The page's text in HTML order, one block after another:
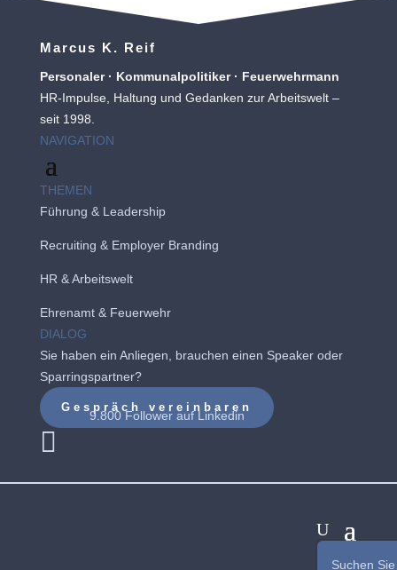
Marcus K. Reif
Personaler · Kommunalpolitiker · Feuerwehrmann
HR-Impulse, Haltung und Gedanken zur Arbeitswelt –
seit 1998.
NAVIGATION
THEMEN
Führung & Leadership
Recruiting & Employer Branding
HR & Arbeitswelt
Ehrenamt & Feuerwehr
DIALOG
Sie haben ein Anliegen, brauchen einen Speaker oder
Sparringspartner?
Gespräch vereinbaren

9.800 Follower aufLinkedin